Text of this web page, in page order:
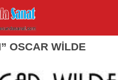
OSCAR WILDE